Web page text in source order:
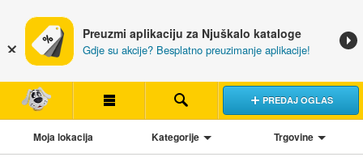
Preuzmi aplikaciju za Njuškalo kataloge
Gdje su akcije? Besplatno preuzimanje aplikacije!
PREDAJ OGLAS
Moja lokacija Kategorije Trgovine